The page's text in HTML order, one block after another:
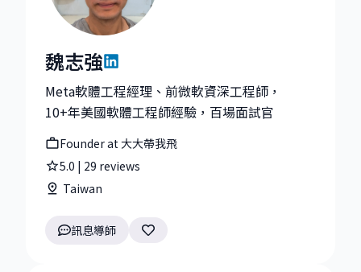
魏志強|Founder at 大大帶我飛
魏志強
Meta軟體工程經理、前微軟資深工程師，
10+年美國軟體工程師經驗，百場面試官
Founder at 大大帶我飛
5.0 | 29 reviews
Taiwan
訊息導師